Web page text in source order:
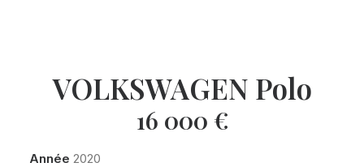
VOLKSWAGEN Polo
16 000 €
Année 2020